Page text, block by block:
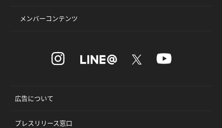
メンバーコンテンツ
広告について
プレスリリース窓口